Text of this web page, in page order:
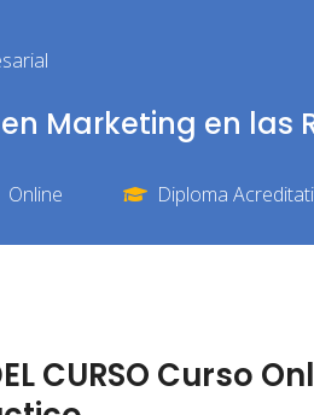
Marketing en las
Online Diploma
CURSO Curso